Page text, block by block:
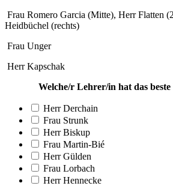
Frau Romero Garcia (Mitte), Herr Flatten
Heidbüchel (rechts)
Frau Unger
Herr Kapschak
Welche/r Lehrer/in hat das beste
Herr Derchain
Frau Strunk
Herr Biskup
Frau Martin-Bié
Herr Gülden
Frau Lorbach
Herr Hennecke